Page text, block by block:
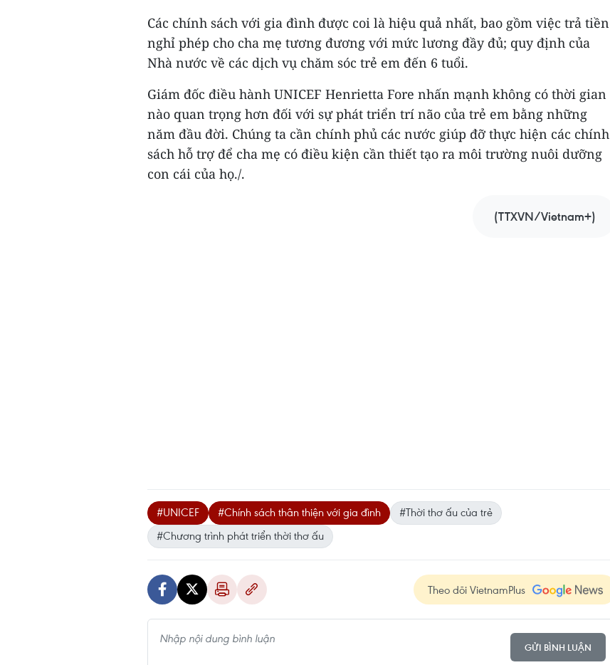
Các chính sách với gia đình được coi là hiệu quả nhất, bao gồm việc trả tiền
nghỉ phép cho cha mẹ tương đương với mức lương đầy đủ; quy định của
Nhà nước về các dịch vụ chăm sóc trẻ em đến 6 tuổi.
Giám đốc điều hành UNICEF Henrietta Fore nhấn mạnh không có thời gian
nào quan trọng hơn đối với sự phát triển trí não của trẻ em bằng những
năm đầu đời. Chúng ta cần chính phủ các nước giúp đỡ thực hiện các chính
sách hỗ trợ để cha mẹ có điều kiện cần thiết tạo ra môi trường nuôi dưỡng
con cái của họ./.
(TTXVN/Vietnam+)
#UNICEF #Chính sách thân thiện với gia đình
#Thời thơ ấu của trẻ
#Chương trình phát triển thời thơ ấu
Theo dõi VietnamPlus
GỬI BÌNH LUẬN